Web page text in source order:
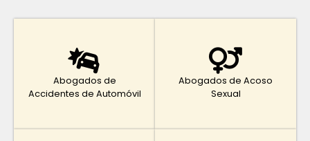
Abogados de
Accidentes de Automóvil
Abogados de Acoso
Sexual